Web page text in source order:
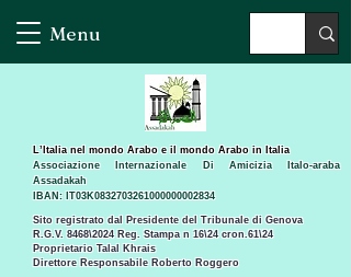
Menu
Sito registrato dal Presidente del Tribunale di Genova
R.G.V. 8468\2024 Reg. Stampa n 16\24 cron.61\24 ​
Proprietario Talal Khrais
Direttore Responsabile Roberto Roggero
L’Italia nel mondo Arabo e il mondo Arabo in Italia
Associazione Internazionale Di Amicizia Italo-araba
Assadakah
IBAN: IT03K0832703261000000002834